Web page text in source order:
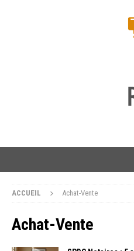
ACCUEIL Achat-Vente
Achat-Vente